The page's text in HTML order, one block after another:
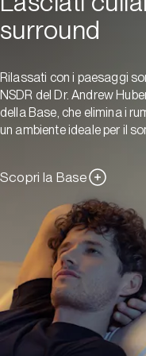
surround
Rilassati con i paesaggi
NSDR del Dr. Andrew
della Base, che elimina i
un ambiente ideale per il
Scopri la Base